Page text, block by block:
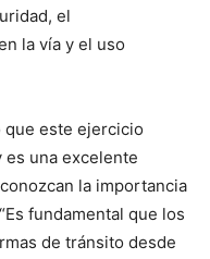
el
la vía y el uso
que este ejercicio
es una excelente
la importancia
fundamental que los
de tránsito desde